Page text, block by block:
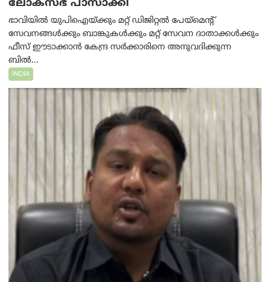
ലോക്‌സഭ പാസാക്കി
ഭാവിയിൽ യുപിഐയ്ക്കും മറ്റ് ഡിജിറ്റൽ പേയ്‌മെന്റ്
സേവനങ്ങൾക്കും ബാങ്കുകൾക്കും മറ്റ് സേവന ദാതാക്കൾക്കും
ഫീസ് ഈടാക്കാൻ കേന്ദ്ര സർക്കാരിനെ അനുവദിക്കുന്ന
ബിൽ...
INDIA